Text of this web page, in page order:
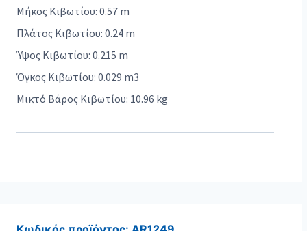
Μήκος Κιβωτίου: 0.57 m
Πλάτος Κιβωτίου: 0.24 m
Ύψος Κιβωτίου: 0.215 m
Όγκος Κιβωτίου: 0.029 m3
Μικτό Βάρος Κιβωτίου: 10.96 kg